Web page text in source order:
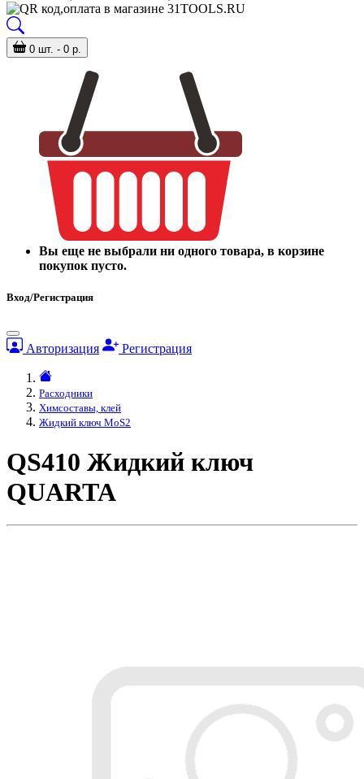
0 шт. - 0 р.
Вы еще не выбрали ни одного товара, в корзине
покупок пусто.
Вход/Регистрация
Авторизация Регистрация
Расходники
Химсоставы, клей
Жидкий ключ MoS2
QS410 Жидкий ключ
QUARTA